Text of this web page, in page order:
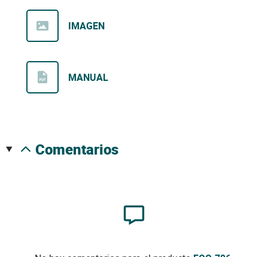
IMAGEN
MANUAL
comentarios